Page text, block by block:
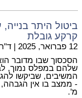
ביטול היתר בנייה,
קרקע גובלת
12 פברואר, 2025 |
הסכסוך שבו מדובר
שלהם במפלס נמוך,
המשיבים, שביקשו
מ'.